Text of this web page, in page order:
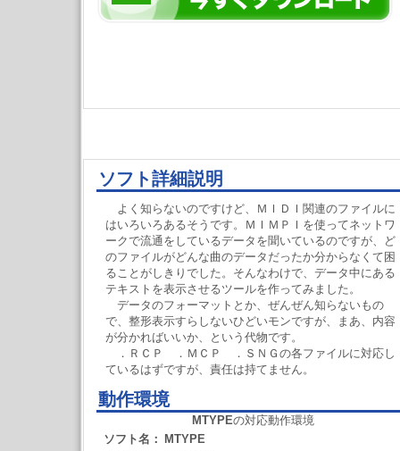
ソフト詳細説明
よく知らないのですけど、ＭＩＤＩ関連のファイルに
はいろいろあるそうです。ＭＩＭＰＩを使ってネットワ
ークで流通をしているデータを聞いているのですが、ど
のファイルがどんな曲のデータだったか分からなくて困
ることがしきりでした。そんなわけで、データ中にある
テキストを表示させるツールを作ってみました。
データのフォーマットとか、ぜんぜん知らないもの
で、整形表示すらしないひどいモンですが、まあ、内容
が分かればいいか、という代物です。
．ＲＣＰ ．ＭＣＰ ．ＳＮＧの各ファイルに対応し
ているはずですが、責任は持てません。
動作環境
MTYPEの対応動作環境
ソフト名：
MTYPE